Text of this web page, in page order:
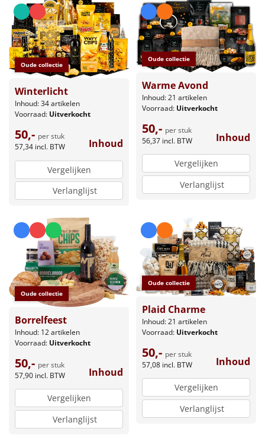
Oude collectie
Winterlicht
Inhoud: 34 artikelen
Voorraad: Uitverkocht
50,- per stuk
57,34 incl. BTW Inhoud
Vergelijken
Verlanglijst
Oude collectie
Warme Avond
Inhoud: 21 artikelen
Voorraad: Uitverkocht
50,- per stuk
56,37 incl. BTW Inhoud
Vergelijken
Verlanglijst
Oude collectie
Borrelfeest
Inhoud: 12 artikelen
Voorraad: Uitverkocht
50,- per stuk
57,90 incl. BTW Inhoud
Vergelijken
Verlanglijst
Oude collectie
Plaid Charme
Inhoud: 21 artikelen
Voorraad: Uitverkocht
50,- per stuk
57,08 incl. BTW Inhoud
Vergelijken
Verlanglijst